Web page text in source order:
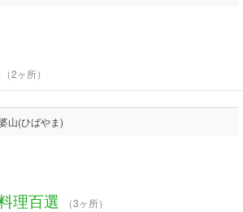
（2ヶ所）
どうごやま) 、 比婆山(ひばやま)
理百選 （3ヶ所）